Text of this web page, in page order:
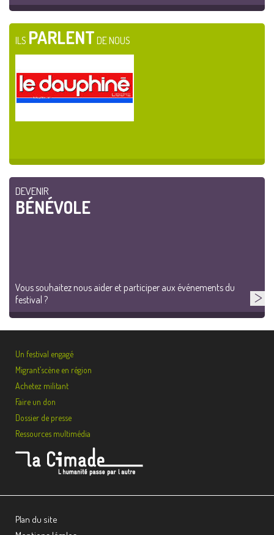
ILS PARLENT DE NOUS
DEVENIR
BÉNÉVOLE
Vous souhaitez nous aider et participer aux événements du
festival ?
Un festival engagé
Migrant’scène en région
Achetez militant
Faire un don
Dossier de presse
Ressources multimédia
Plan du site